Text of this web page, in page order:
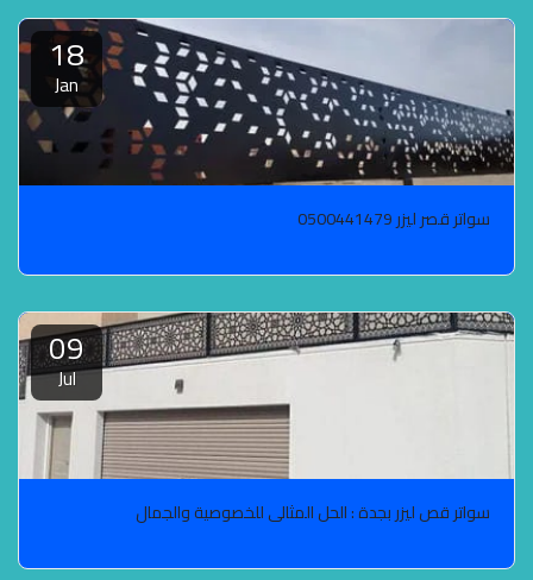
18
Jan
سواتر قصر ليزر 0500441479
09
Jul
سواتر قص ليزر بجدة : الحل المثالي للخصوصية والجمال